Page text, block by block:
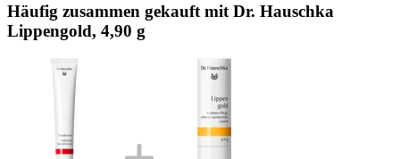
Häufig zusammen gekauft mit Dr. Hauschka
Lippengold, 4,90 g